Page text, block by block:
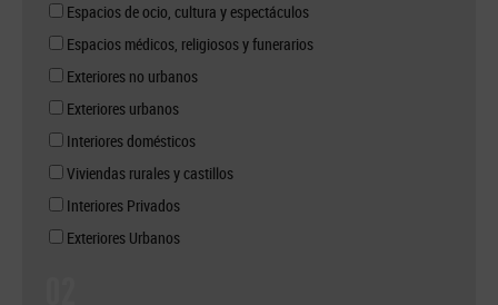
Espacios de ocio, cultura y espectáculos
Espacios médicos, religiosos y funerarios
Exteriores no urbanos
Exteriores urbanos
Interiores domésticos
Viviendas rurales y castillos
Interiores Privados
Exteriores Urbanos